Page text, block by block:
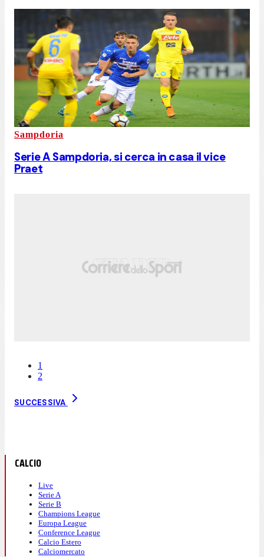
Sampdoria
Serie A Sampdoria, si cerca in casa il vice
Praet
1
2
SUCCESSIVA
CALCIO
Live
Serie A
Serie B
Champions League
Europa League
Conference League
Calcio Estero
Calciomercato